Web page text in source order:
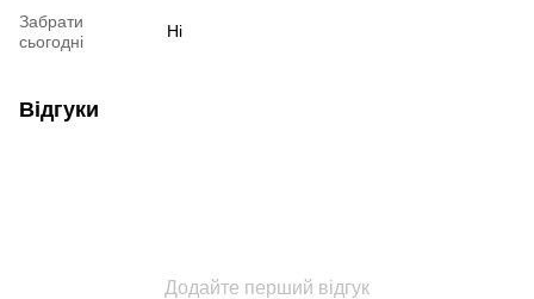
Забрати
сьогодні
Ні
Відгуки
Додайте перший відгук